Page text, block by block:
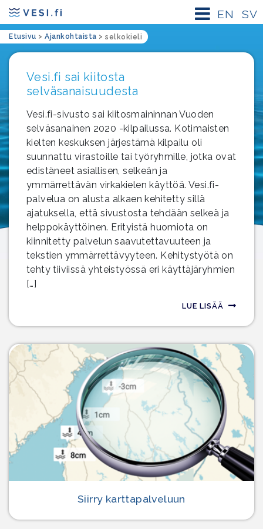
SV
EN
Etusivu > Ajankohtaista > selkokieli
Vesi.fi sai kiitosta
selväsanaisuudesta
Vesi.fi-sivusto sai kiitosmaininnan Vuoden
selväsanainen 2020 -kilpailussa. Kotimaisten
kielten keskuksen järjestämä kilpailu oli
suunnattu virastoille tai työryhmille, jotka ovat
edistäneet asiallisen, selkeän ja
ymmärrettävän virkakielen käyttöä. Vesi.fi-
palvelua on alusta alkaen kehitetty sillä
ajatuksella, että sivustosta tehdään selkeä ja
helppokäyttöinen. Erityistä huomiota on
kiinnitetty palvelun saavutettavuuteen ja
tekstien ymmärrettävyyteen. Kehitystyötä on
tehty tiiviissä yhteistyössä eri käyttäjäryhmien
[…]
LUE LISÄÄ
Siirry karttapalveluun